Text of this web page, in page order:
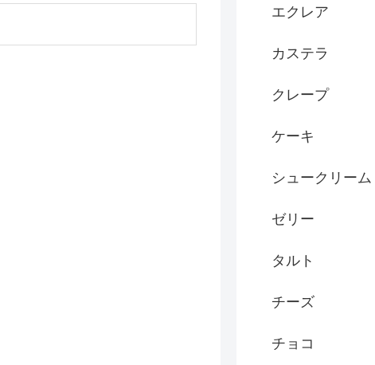
エクレア
カステラ
クレープ
ケーキ
シュークリーム
ゼリー
タルト
チーズ
チョコ